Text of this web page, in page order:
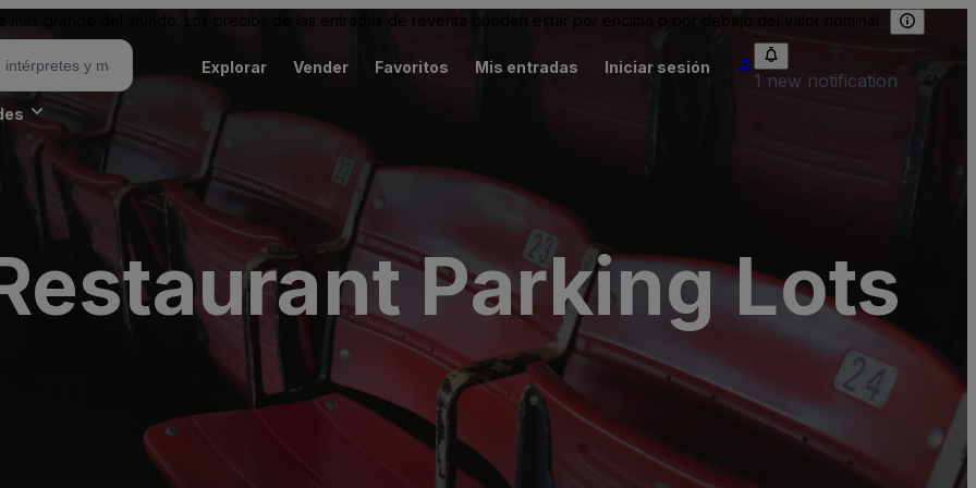
grande del mundo. Los precios de las entradas de reventa pueden estar por encima o por debajo del valor nominal.
Explorar Vender Favoritos Mis entradas Iniciar sesión
1 new notification
Parking Lots